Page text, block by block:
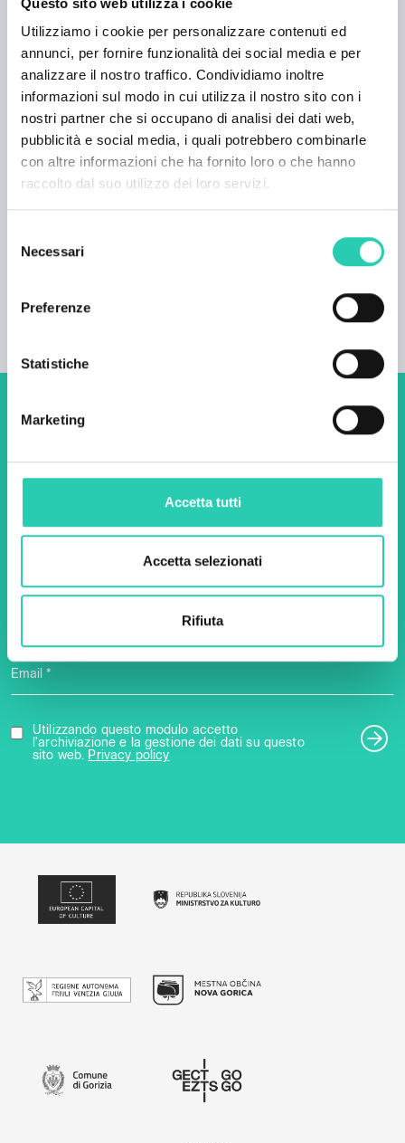
Utilizziamo i cookie per personalizzare contenuti ed
annunci, per fornire funzionalità dei social media e per
analizzare il nostro traffico. Condividiamo inoltre
informazioni sul modo in cui utilizza il nostro sito con i
nostri partner che si occupano di analisi dei dati web,
pubblicità e social media, i quali potrebbero combinarle
con altre informazioni che ha fornito loro o che hanno
raccolto dal suo utilizzo dei loro servizi.
delNecessari
Preferenze
Statistiche
Marketing
Accetta tutti
Accetta selezionati
Rifiuta
disposizione pure la lavatrice, godersi il terrazzo
e concedersi una seduta nella sauna. Potete
lasciare la propria macchia nel garage della
casa.
Da non perdere:
prima colazione e convito previo accordo
l'alloggio si trova ai margini di
Gora
finestra naturale di Otlica
Non perderti i prossimi
eventi! Iscriviti alla
newsletter di GO! 2025 per
scoprire tutte le nostre
iniziative.
Email *
Utilizzando questo modulo accetto
l'archiviazione e la gestione dei dati su questo
sito web.
Privacy policy